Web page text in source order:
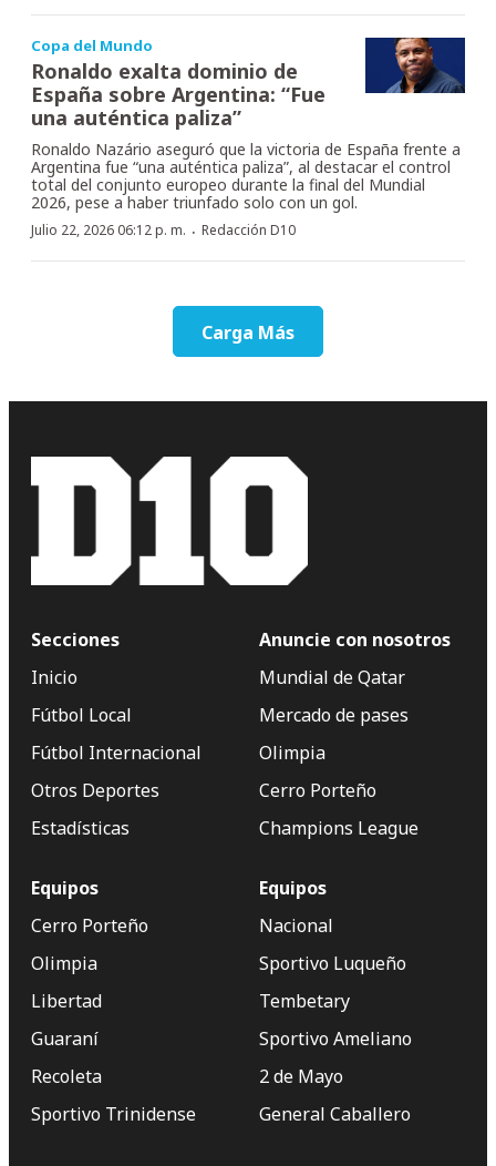
Copa del Mundo
Ronaldo exalta dominio de
España sobre Argentina: “Fue
una auténtica paliza”
Ronaldo Nazário aseguró que la victoria de España frente a
Argentina fue “una auténtica paliza”, al destacar el control
total del conjunto europeo durante la final del Mundial
2026, pese a haber triunfado solo con un gol.
Julio 22, 2026 06:12 p. m. · Redacción D10
Carga Más
Secciones
Inicio
Fútbol Local
Fútbol Internacional
Otros Deportes
Estadísticas
Anuncie con nosotros
Mundial de Qatar
Mercado de pases
Olimpia
Cerro Porteño
Champions League
Equipos
Cerro Porteño
Olimpia
Libertad
Guaraní
Recoleta
Sportivo Trinidense
Equipos
Nacional
Sportivo Luqueño
Tembetary
Sportivo Ameliano
2 de Mayo
General Caballero